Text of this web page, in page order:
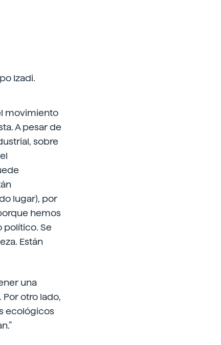
Izadi.
movimiento
A pesar de
sobre
lugar), por
hemos
político. Se
Están
una
otro lado,
ecológicos